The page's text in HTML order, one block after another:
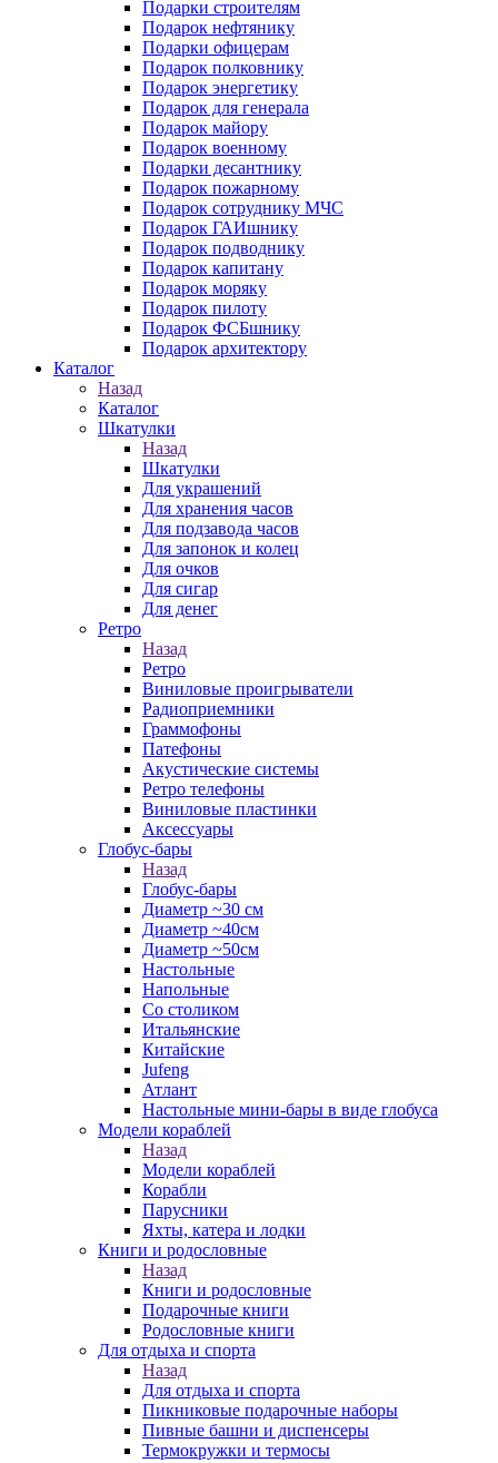
Подарки строителям
Подарок нефтянику
Подарки офицерам
Подарок полковнику
Подарок энергетику
Подарок для генерала
Подарок майору
Подарок военному
Подарки десантнику
Подарок пожарному
Подарок сотруднику МЧС
Подарок ГАИшнику
Подарок подводнику
Подарок капитану
Подарок моряку
Подарок пилоту
Подарок ФСБшнику
Подарок архитектору
Каталог
Назад
Каталог
Шкатулки
Назад
Шкатулки
Для украшений
Для хранения часов
Для подзавода часов
Для запонок и колец
Для очков
Для сигар
Для денег
Ретро
Назад
Ретро
Виниловые проигрыватели
Радиоприемники
Граммофоны
Патефоны
Акустические системы
Ретро телефоны
Виниловые пластинки
Аксессуары
Глобус-бары
Назад
Глобус-бары
Диаметр ~30 см
Диаметр ~40см
Диаметр ~50см
Настольные
Напольные
Со столиком
Итальянские
Китайские
Jufeng
Атлант
Настольные мини-бары в виде глобуса
Модели кораблей
Назад
Модели кораблей
Корабли
Парусники
Яхты, катера и лодки
Книги и родословные
Назад
Книги и родословные
Подарочные книги
Родословные книги
Для отдыха и спорта
Назад
Для отдыха и спорта
Пикниковые подарочные наборы
Пивные башни и диспенсеры
Термокружки и термосы